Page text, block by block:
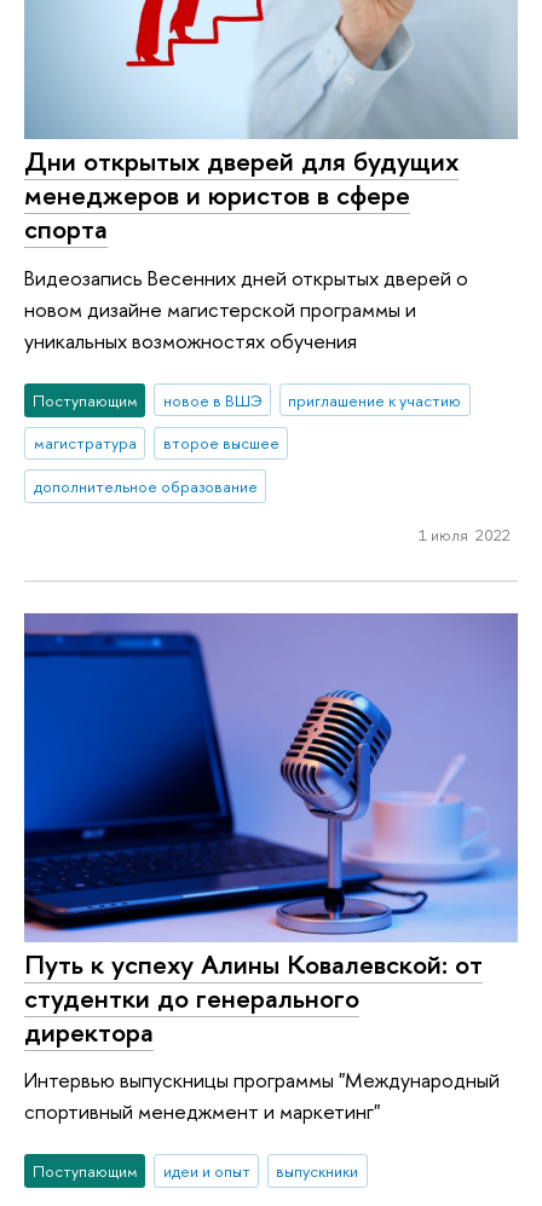
Дни открытых дверей для будущих
менеджеров и юристов в сфере
спорта
Видеозапись Весенних дней открытых дверей о
новом дизайне магистерской программы и
уникальных возможностях обучения
Поступающим новое в ВШЭ
приглашение к участию
магистратура
второе высшее
дополнительное образование
1 июля 2022
Путь к успеху Алины Ковалевской: от
студентки до генерального
директора
Интервью выпускницы программы "Международный
спортивный менеджмент и маркетинг"
Поступающим идеи и опыт выпускники